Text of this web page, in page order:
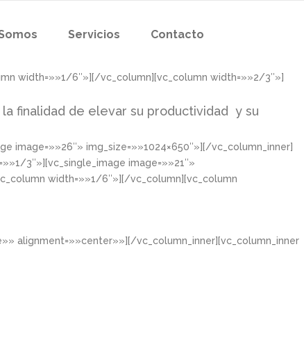
Servicios Contacto
width=»»1/6″»][/vc_column][vc_column width=»»2/3″»]
finalidad de elevar su productividad y su
image=»»26″» img_size=»»1024×650″»][/vc_column_inner]
3″»][vc_single_image image=»»21″»
width=»»1/6″»][/vc_column][vc_column
alignment=»»center»»][/vc_column_inner][vc_column_inner